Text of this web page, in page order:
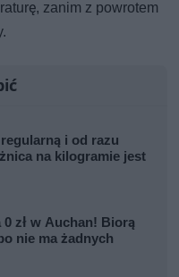
zanim z powrotem
i od razu
na kilogramie jest
0 zł w Auchan! Biorą
nie ma żadnych